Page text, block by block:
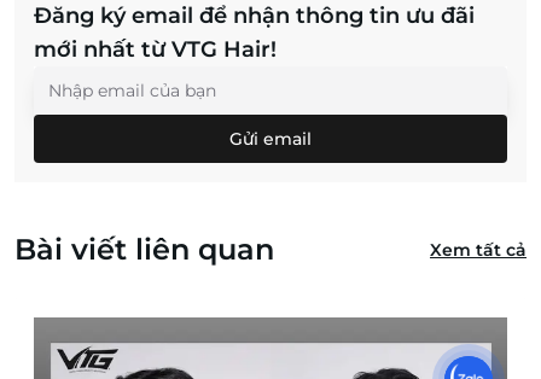
Đăng ký email để nhận thông tin ưu đãi
mới nhất từ VTG Hair!
Gửi email
Bài viết liên quan Xem tất cả